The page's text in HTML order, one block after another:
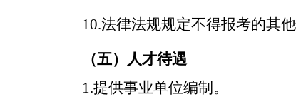
10.法律法规规定不得报考的其他
（五）人才待遇
1.提供事业单位编制。